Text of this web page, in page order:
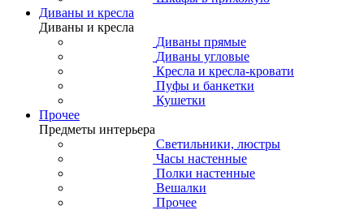
Диваны и кресла
Диваны и кресла
Диваны прямые
Диваны угловые
Кресла и кресла-кровати
Пуфы и банкетки
Кушетки
Прочее
Предметы интерьера
Светильники, люстры
Часы настенные
Полки настенные
Вешалки
Прочее